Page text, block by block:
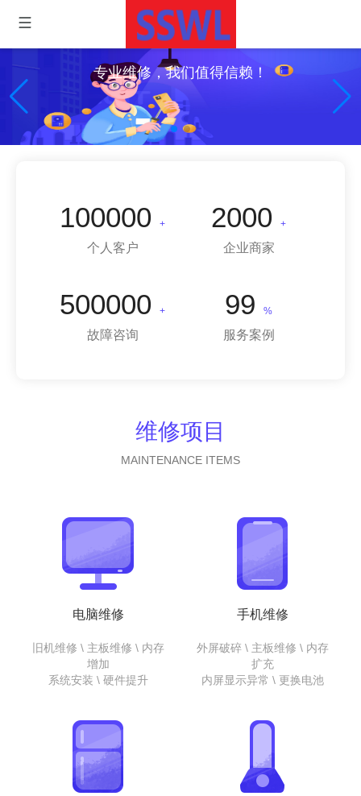
专业维修，我们值得信赖！
100000 +
个人客户
2000 +
企业商家
500000 +
故障咨询
99 %
服务案例
维修项目
MAINTENANCE ITEMS
电脑维修
旧机维修 \ 主板维修 \ 内存
增加
系统安装 \ 硬件提升
手机维修
外屏破碎 \ 主板维修 \ 内存
扩充
内屏显示异常 \ 更换电池